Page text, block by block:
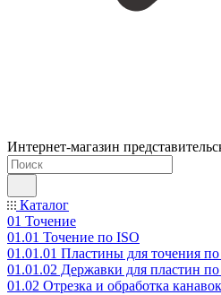
Интернет-магазин
Каталог
01 Точение
01.01 Точение по ISO
01.01.01 Пластины для точения
01.01.02 Державки для пластин
01.02 Отрезка и обработка канавок